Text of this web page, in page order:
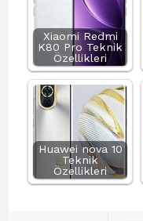
Xiaomi Redmi
K80 Pro Teknik
Özellikleri
Huawei nova 10
Teknik
Özellikleri